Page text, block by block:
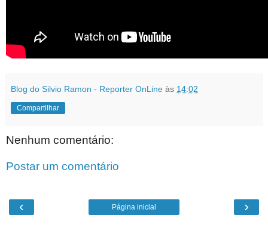
Blog do Silvio Ramon - Reporter OnLine às 14:02
Compartilhar
Nenhum comentário:
Postar um comentário
‹ ›
Página inicial